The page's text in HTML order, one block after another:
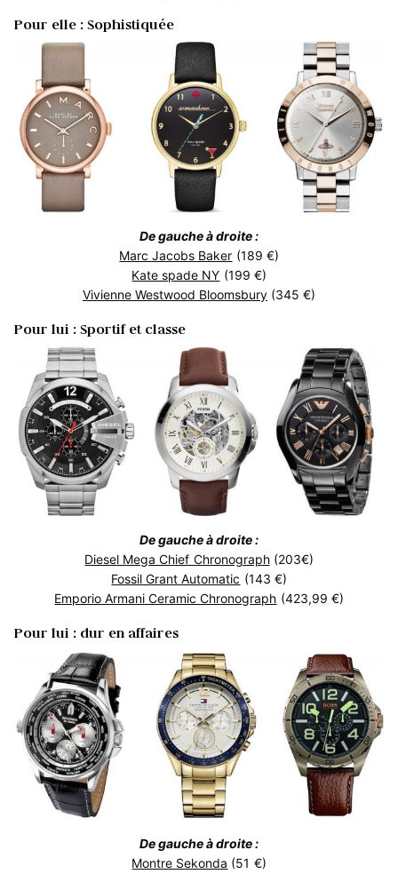
Pour elle : Sophistiquée
De gauche à droite :
Marc Jacobs Baker (189 €)
Kate spade NY (199 €)
Vivienne Westwood Bloomsbury (345 €)
Pour lui : Sportif et classe
De gauche à droite :
Diesel Mega Chief Chronograph(203€)
Fossil Grant Automatic (143 €)
Emporio Armani Ceramic Chronograph (423,99 €)
Pour lui : dur en affaires
De gauche à droite :
Montre Sekonda (51 €)